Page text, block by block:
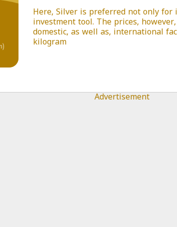
Here, Silver is preferred not only for
investment tool. The prices,
domestic, as well as, international
kilogram
Advertisement